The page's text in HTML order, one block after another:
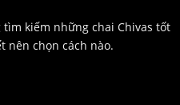
kiếm những chai Chivas tốt
nên chọn cách nào.